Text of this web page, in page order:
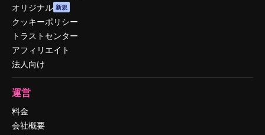
オリジナル 新規
クッキーポリシー
トラストセンター
アフィリエイト
法人向け
運営
料金
会社概要